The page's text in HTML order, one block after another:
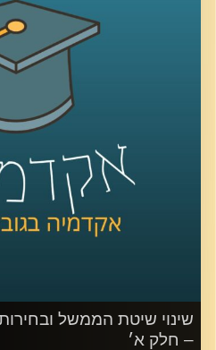
החדשה, אילו שינויים צריכים
פרק נוסף עם ליאור אקרמן, ראש
למדיניות ואסטרטגיה
ויו״ר מועצת העם החדשה.
קרדיט תמונות:AudioVersity
שינוי שיטת הממשל
– חלק א׳